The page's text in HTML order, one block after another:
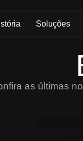
Soluções
as últimas